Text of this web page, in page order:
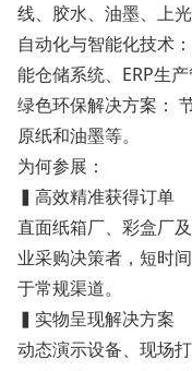
线、胶水、油墨、上光
自动化与智能化技术
能仓储系统、ERP生
绿色环保解决方案：
原纸和油墨等。
为何参展：
▍高效精准获得订单
直面纸箱厂、彩盒厂
业采购决策者，短时
于常规渠道。
▍实物呈现解决方案
动态演示设备、现场